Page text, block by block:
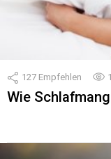
127 Empfehlen
Wie